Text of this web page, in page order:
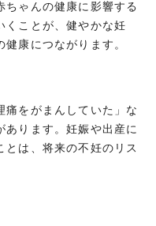
ちゃんの健康に影響する
くことが、健やかな妊
康につながります。
痛をがまんしていた」な
あります。妊娠や出産に
とは、将来の不妊のリス